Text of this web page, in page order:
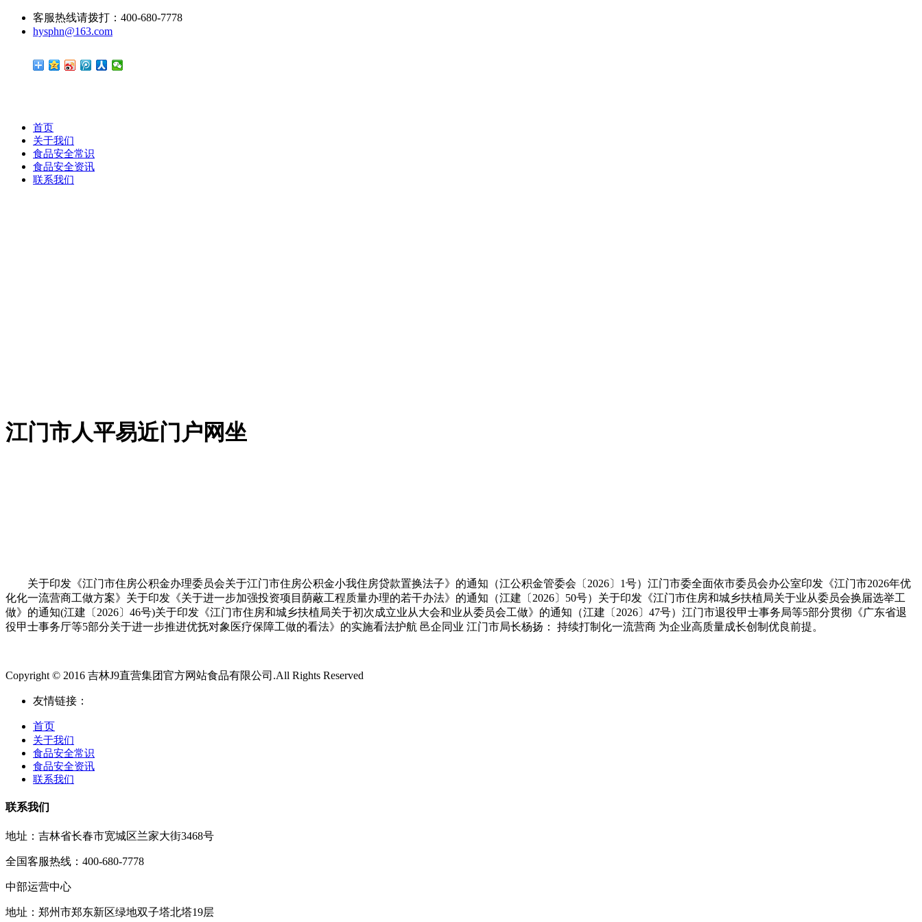
客服热线请拨打：400-680-7778
hysphn@163.com
首页
关于我们
食品安全常识
食品安全资讯
联系我们
江门市人平易近门户网坐
关于印发《江门市住房公积金办理委员会关于江门市住房公积金小我住房贷款置换法子》的通知（江公积金管委会〔2026〕1号）江门市委全面依市委员会办公室印发《江门市2026年优
化化一流营商工做方案》关于印发《关于进一步加强投资项目荫蔽工程质量办理的若干办法》的通知（江建〔2026〕50号）关于印发《江门市住房和城乡扶植局关于业从委员会换届选举工
做》的通知(江建〔2026〕46号)关于印发《江门市住房和城乡扶植局关于初次成立业从大会和业从委员会工做》的通知（江建〔2026〕47号）江门市退役甲士事务局等5部分贯彻《广东省退
役甲士事务厅等5部分关于进一步推进优抚对象医疗保障工做的看法》的实施看法护航 邑企同业 江门市局长杨扬： 持续打制化一流营商 为企业高质量成长创制优良前提。
Copyright © 2016 吉林J9直营集团官方网站食品有限公司.All Rights Reserved
友情链接：
首页
关于我们
食品安全常识
食品安全资讯
联系我们
联系我们
地址：吉林省长春市宽城区兰家大街3468号
全国客服热线：400-680-7778
中部运营中心
地址：郑州市郑东新区绿地双子塔北塔19层